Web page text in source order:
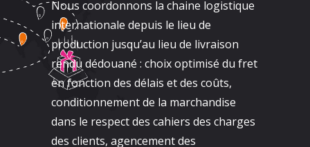
Nous coordonnons la chaine logistique
internationale depuis le lieu de
production jusqu’au lieu de livraison
rendu dédouané : choix optimisé du fret
en fonction des délais et des coûts,
conditionnement de la marchandise
dans le respect des cahiers des charges
des clients, agencement des